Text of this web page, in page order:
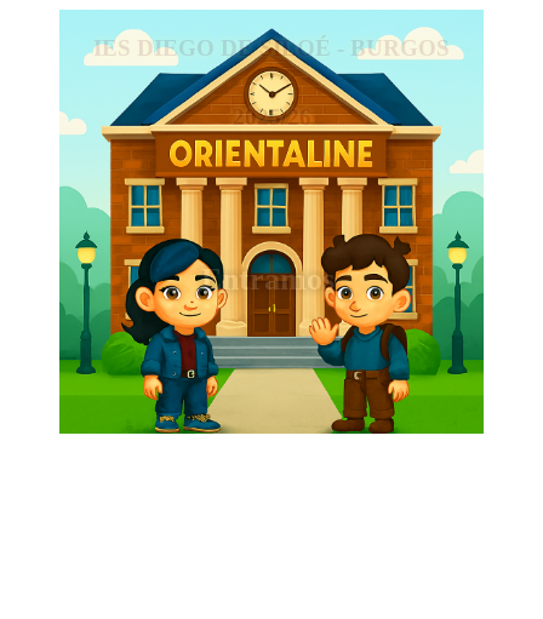
IES DIEGO DE SILOÉ - BURGOS
2025/26
Entramos